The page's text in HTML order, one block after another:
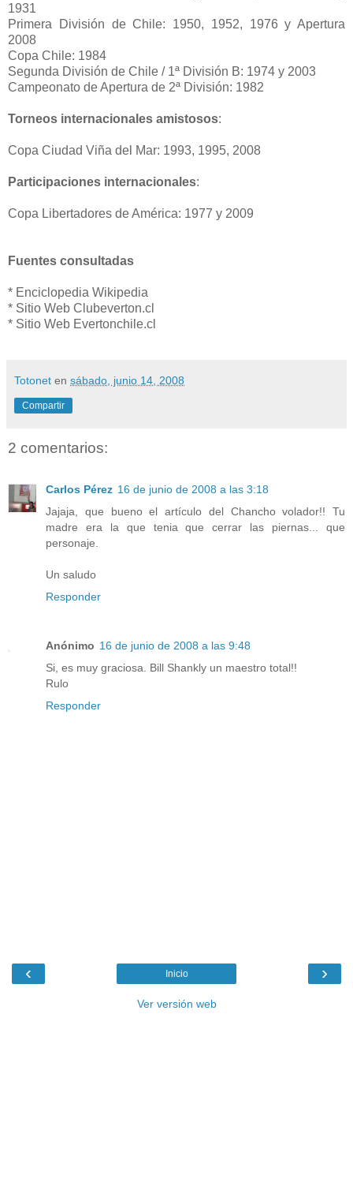
1931
Primera División de Chile: 1950, 1952, 1976 y Apertura
2008
Copa Chile: 1984
Segunda División de Chile / 1ª División B: 1974 y 2003
Campeonato de Apertura de 2ª División: 1982
Torneos internacionales amistosos:
Copa Ciudad Viña del Mar: 1993, 1995, 2008
Participaciones internacionales:
Copa Libertadores de América: 1977 y 2009
Fuentes consultadas
* Enciclopedia Wikipedia
* Sitio Web Clubeverton.cl
* Sitio Web Evertonchile.cl
Totonet en sábado, junio 14, 2008
Compartir
2 comentarios:
Carlos Pérez 16 de junio de 2008 a las 3:18
Jajaja, que bueno el artículo del Chancho volador!! Tu
madre era la que tenia que cerrar las piernas... que
personaje.
Un saludo
Responder
Anónimo 16 de junio de 2008 a las 9:48
Si, es muy graciosa. Bill Shankly un maestro total!!
Rulo
Responder
‹ ›
Inicio
Ver versión web